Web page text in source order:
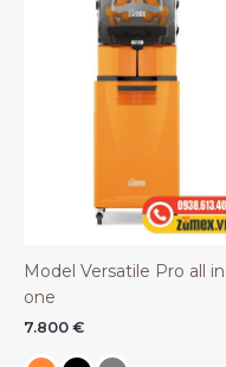
Model Versatile Pro all in
one
7.800 €